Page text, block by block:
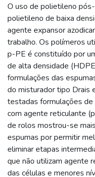
O uso de polietileno
polietileno de baixa
agente expansor
trabalho. Os polímeros
p-PE é constituído por
de alta densidade
formulações das
do misturador tipo Drais
testadas formulações
com agente reticulante
de rolos mostrou-se
espumas por permitir
eliminar etapas
que não utilizam agente
das células e menores